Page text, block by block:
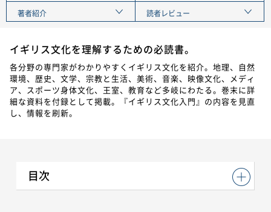
著者紹介
読者レビュー
イギリス文化を理解するための必読書。
各分野の専門家がわかりやすくイギリス文化を紹介。地理、自然
環境、歴史、文学、宗教と生活、美術、音楽、映像文化、メディ
ア、スポーツ身体文化、王室、教育など多岐にわたる。巻末に詳
細な資料を付録として掲載。『イギリス文化入門』の内容を見直
し、情報を刷新。
目次